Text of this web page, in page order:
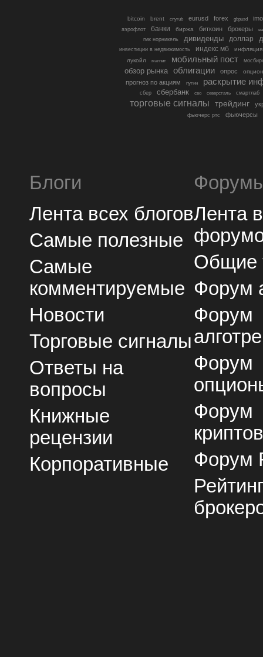
bitcoin brent cnyrub eurusd forex gbpusd
аэрофлот банки биржа биткоин брокеры
гмк норникель
дивиденды доллар
инвестиции в недвижимость индекс мб
инфляция
лукойл
магнит мобильный пост
обзор рынка облигации опрос
прогноз по акциям путин раскрытие
сбер сбербанк сво северсталь смартлаб
торговые сигналы трейдинг
фьючерс ртс фьючерсы
Блоги
Лента всех блогов
Самые полезные
Самые
комментируемые
Новости
Торговые сигналы
Ответы на
вопросы
Книжные
рецензии
Корпоративные
Лента
Общие
Форум
Форум
Форум
Форум
Форум